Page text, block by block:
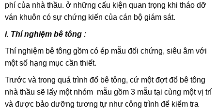
phí của nhà thầu. ở những cấu kiện quan trọng khi tháo dỡ
ván khuôn có sự chứng kiến của cán bộ giám sát.
i. Thí nghiệm bê tông :
Thí nghiệm bê tông gồm có ép mẫu đối chứng, siêu âm với
một số hạng mục cần thiết.
Trước và trong quá trình đổ bê tông, cứ một đợt đổ bê tông
nhà thầu sẽ lấy một nhóm mẫu gồm 3 mẫu tại cùng một vị trí
và được bảo dưỡng tương tự như công trình để kiểm tra